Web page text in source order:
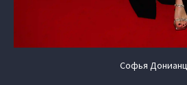
Софья Донианц